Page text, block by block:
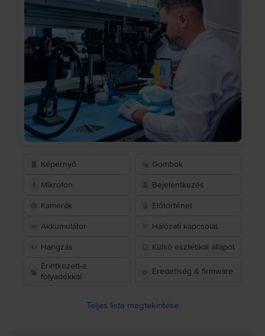
Képernyő Gombok
Mikrofon Bejelentkezés
Kamerák Előtörténet
Akkumulátor Hálózati kapcsolat
Hangzás
Külső esztétikai állapot
Érintkezett-e
folyadékkal
Eredetiség & firmware
Teljes lista megtekintése